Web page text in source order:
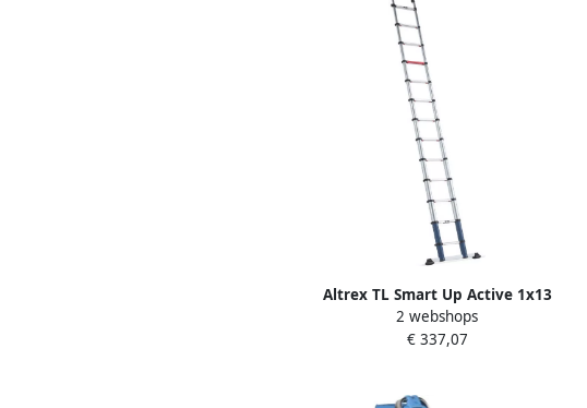
Altrex TL Smart Up Active 1x13
Telescopische ladder 500358
2 webshops
€ 337,07